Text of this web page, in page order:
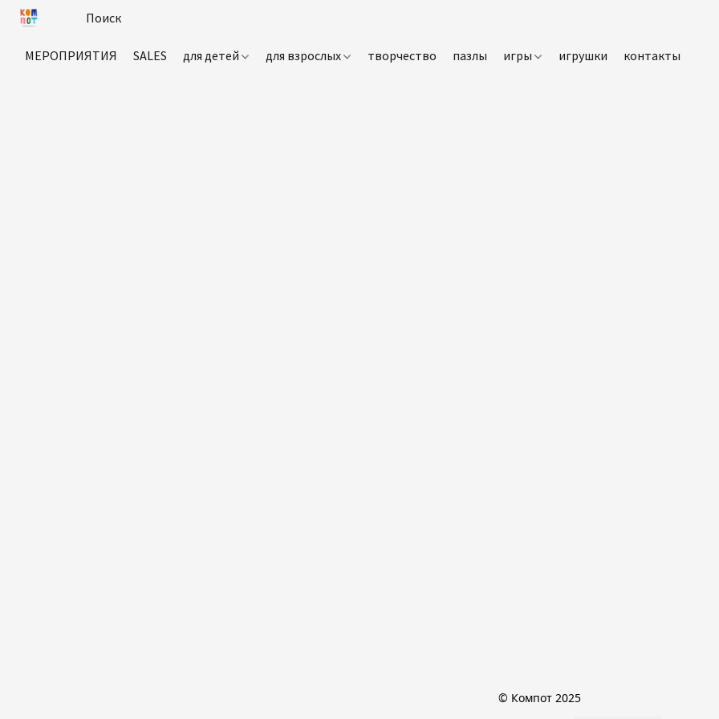
МЕРОПРИЯТИЯ SALES для детей для взрослых творчество пазлы игры игрушки контакты
© Компот 2025